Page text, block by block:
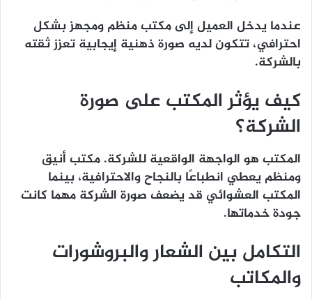
عندما يدخل العميل إلى مكتب منظم ومجهز بشكل
احترافي، تتكون لديه صورة ذهنية إيجابية تعزز ثقته
بالشركة.
كيف يؤثر المكتب على صورة
الشركة؟
المكتب هو الواجهة الواقعية للشركة. مكتب أنيق
ومنظم يعطي انطباعًا بالنجاح والاحترافية، بينما
المكتب العشوائي قد يضعف صورة الشركة مهما كانت
جودة خدماتها.
التكامل بين الشعار والبروشورات
والمكاتب